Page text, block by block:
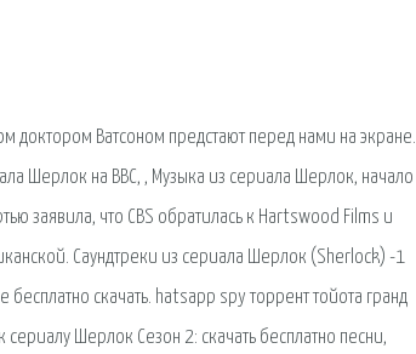
Ватсоном предстают перед нами на экране.
Шерлок на BBC, , Музыка из сериала Шерлок, начало
заявила, что CBS обратилась к Hartswood Films и
Саундтреки из сериала Шерлок (Sherlock) -1
скачать. hatsapp spy торрент тойота гранд
Шерлок Сезон 2: скачать бесплатно песни,